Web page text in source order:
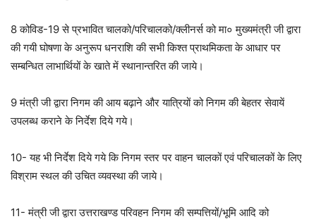
8 कोविड-19 से प्रभावित चालको/परिचालको/क्लीनर्स को मा० मुख्यमंत्री जी द्वारा
की गयी घोषणा के अनुरूप धनराशि की सभी किश्त प्राथमिकता के आधार पर
सम्बन्धित लाभार्थियों के खाते में स्थानान्तरित की जाये।
9 मंत्री जी द्वारा निगम की आय बढ़ाने और यात्रियों को निगम की बेहतर सेवायें
उपलब्ध कराने के निर्देश दिये गये।
10- यह भी निर्देश दिये गये कि निगम स्तर पर वाहन चालकों एवं परिचालकों के लिए
विश्राम स्थल की उचित व्यवस्था की जाये।
11- मंत्री जी द्वारा उत्तराखण्ड परिवहन निगम की सम्पत्तियों/भूमि आदि को